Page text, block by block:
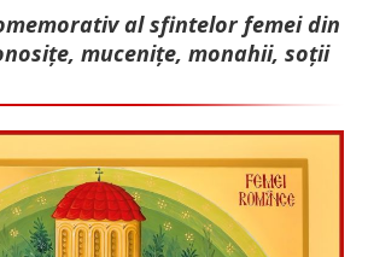
al sfintelor femei din
mu­cenițe, monahii, soții